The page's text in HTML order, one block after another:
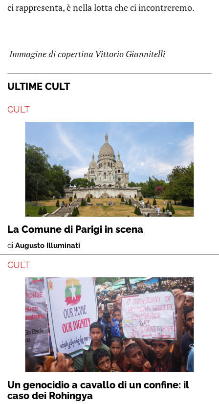
ci rappresenta, è nella lotta che ci incontreremo.
Immagine di copertina Vittorio Giannitelli
ULTIME CULT
CULT
La Comune di Parigi in scena
di Augusto Illuminati
CULT
Un genocidio a cavallo di un confine: il
caso dei Rohingya